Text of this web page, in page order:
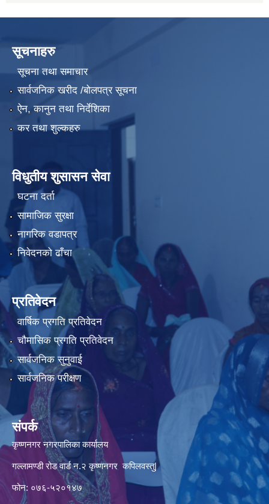
सूचनाहरु
सूचना तथा समाचार
सार्वजनिक खरीद /बोलपत्र सूचना
ऐन, कानुन तथा निर्देशिका
कर तथा शुल्कहरु
विधुतीय शुसासन सेवा
घटना दर्ता
सामाजिक सुरक्षा
नागरिक वडापत्र
निवेदनको ढाँचा
प्रतिवेदन
वार्षिक प्रगति प्रतिवेदन
चौमासिक प्रगति प्रतिवेदन
सार्वजनिक सुनुवाई
सार्वजनिक परीक्षण
संपर्क
कृष्णनगर नगरपालिका कार्यालय
गल्लामण्डी रोड वार्ड न.२ कृष्णनगर कपिलवस्तु|
फोन: ०७६-५२०१४७